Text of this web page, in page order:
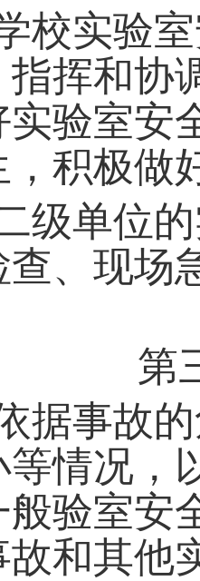
校实验
指挥和协
验室安
积极做
级单位
查、现场
第
据事故
等情况，
验室安
故和其他